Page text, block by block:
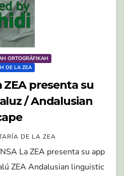
ORTOGRÁFIKAH
DE LA ZEA
ZEA presenta su
/ Andalusian
DE LA ZEA
La ZEA presenta su app
ZEA Andalusian linguistic